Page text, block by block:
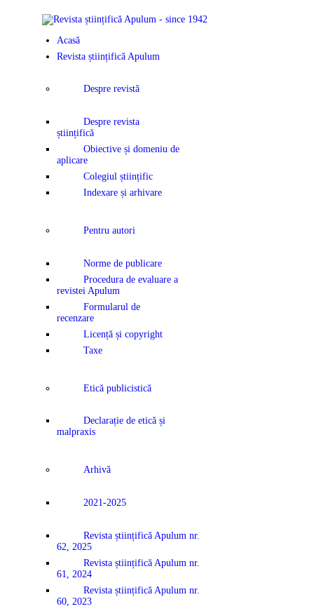
Acasă
Revista științifică Apulum
Despre revistă
Despre revista
științifică
Obiective și domeniu de
aplicare
Colegiul științific
Indexare și arhivare
Pentru autori
Norme de publicare
Procedura de evaluare a
revistei Apulum
Formularul de
recenzare
Licență și copyright
Taxe
Etică publicistică
Declarație de etică și
malpraxis
Arhivă
2021-2025
Revista științifică Apulum nr.
62, 2025
Revista științifică Apulum nr.
61, 2024
Revista științifică Apulum nr.
60, 2023
ACASĂ